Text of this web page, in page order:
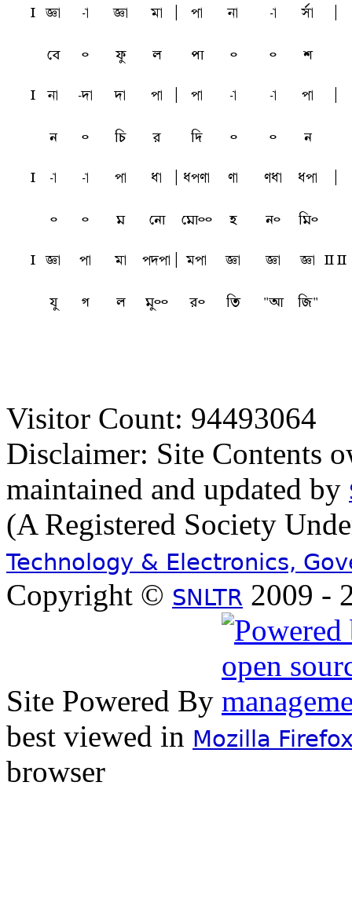
l ta -a ta ma pa na -a sfa
বে ৹ ফু ল পা ৹ ৹ শ
l na -da da pa pa -a -a pa
ন ৹ চি র দি ৹ ৹ ন
l -a -a pa qa qpua ua uqa qpa
৹ ৹ ম নো মো৹৹ হ ন৹ মি৹
l ta pa ma pdpa mpa ta ta ta L L
যু গ ল মু৹৹ র৹ তি "আ জি"
Visitor Count: 94493064
Disclaimer: Site Contents
maintained and updated by
(A Registered Society
Technology & Electronics,
Copyright © SNLTR 2009 -
Site Powered By
best viewed in Mozilla
browser